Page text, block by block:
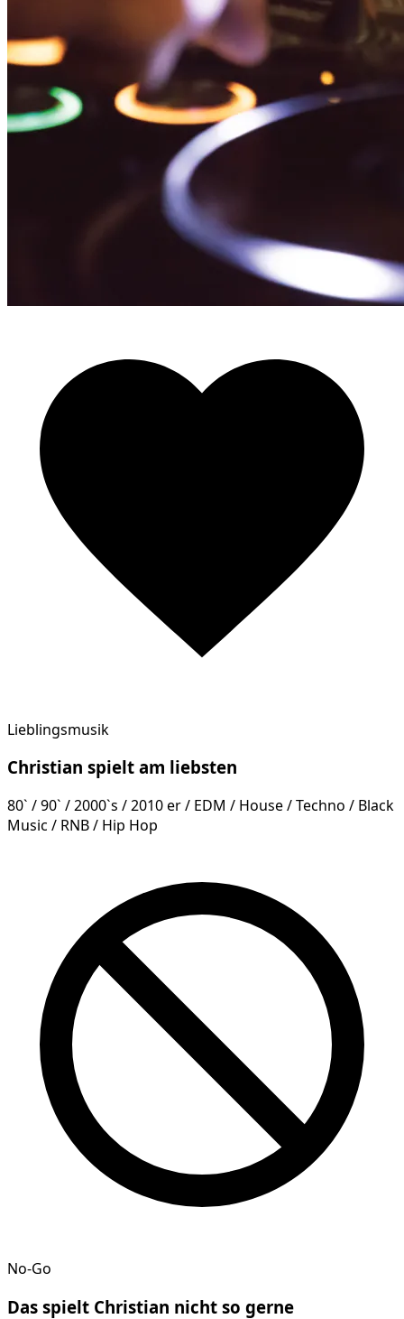
Lieblingsmusik
Christian spielt am liebsten
80` / 90` / 2000`s / 2010 er / EDM / House / Techno / Black
Music / RNB / Hip Hop
No-Go
Das spielt Christian nicht so gerne